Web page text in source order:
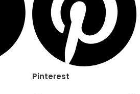
Pinterest